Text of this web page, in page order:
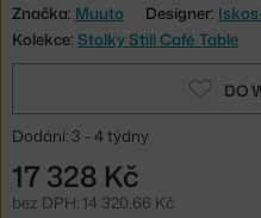
Značka: Muuto Designer:
Kolekce: Stolky Still Café Table
DO
Dodání: 3 - 4 týdny
17 328 Kč
bez DPH: 14 320,66 Kč